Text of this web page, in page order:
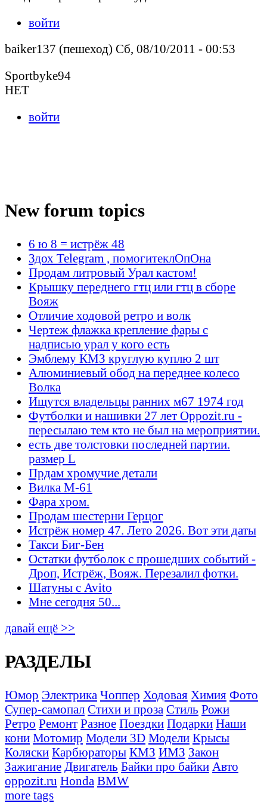
войти
baiker137 (пешеход) Сб, 08/10/2011 - 00:53
Sportbyke94
НЕТ
войти
New forum topics
6 ю 8 = истрёж 48
Здох Telegram , помогитеклОпОна
Продам литровый Урал кастом!
Крышку переднего гтц или гтц в сборе
Вояж
Отличие ходовой ретро и волк
Чертеж флажка крепление фары с
надписью урал у кого есть
Эмблему КМЗ круглую куплю 2 шт
Алюминиевый обод на переднее колесо
Волка
Ищутся владельцы ранних м67 1974 год
Футболки и нашивки 27 лет Oppozit.ru -
пересылаю тем кто не был на мероприятии.
есть две толстовки последней партии.
размер L
Прдам хромучие детали
Вилка М-61
Фара хром.
Продам шестерни Герцог
Истрёж номер 47. Лето 2026. Вот эти даты
Такси Биг-Бен
Остатки футболок с прошедших событий -
Дроп, Истрёж, Вояж. Перезалил фотки.
Шатуны с Avito
Мне сегодня 50...
давай ещё >>
РАЗДЕЛЫ
Юмор Электрика Чоппер Ходовая Химия Фото
Супер-самопал Стихи и проза Стиль Рожи
Ретро Ремонт Разное Поездки Подарки Наши
кони Мотомир Модели 3D Модели Крысы
Коляски Карбюраторы КМЗ ИМЗ Закон
Зажигание Двигатель Байки про байки Авто
oppozit.ru Honda BMW
more tags